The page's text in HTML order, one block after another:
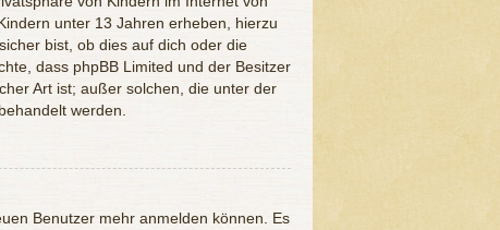
unter 13 Jahren erheben, hierzu
bist, ob dies auf dich oder die
dass phpBB Limited und der Besitzer
Art ist; außer solchen, die unter der
werden.
Benutzer mehr anmelden können. Es